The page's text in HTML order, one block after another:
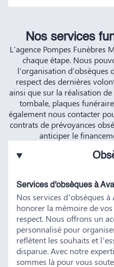
Nos services
L'agence Pompes Funèbres
chaque étape. Nous
l'organisation d'obsèques
respect des dernières
ainsi que sur la réalisation
tombale, plaques
également nous contacter
contrats de prévoyances
anticiper le
Services d'obsèques à
Nos services d’obsèques
honorer la mémoire de
respect. Nous offrons un
personnalisé pour
reflètent les souhaits et
disparue. Avec notre
sommes là pour vous